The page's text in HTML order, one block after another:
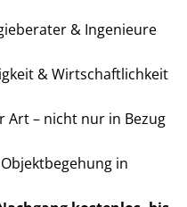
& Ingenieure
& Wirt­schaft­lich­keit
Art – nicht nur in Bezug
in